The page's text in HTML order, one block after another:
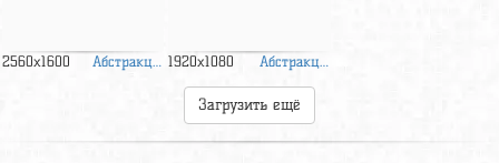
2560x1600 Абстракция 1920x1080 Абстракция
Загрузить ещё